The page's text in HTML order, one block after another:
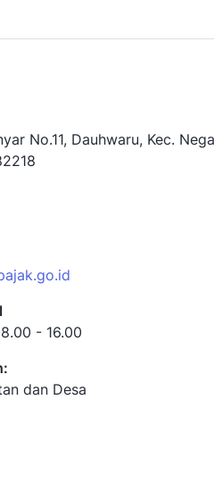
No.11, Dauhwaru, Kec.
- 16.00
dan Desa